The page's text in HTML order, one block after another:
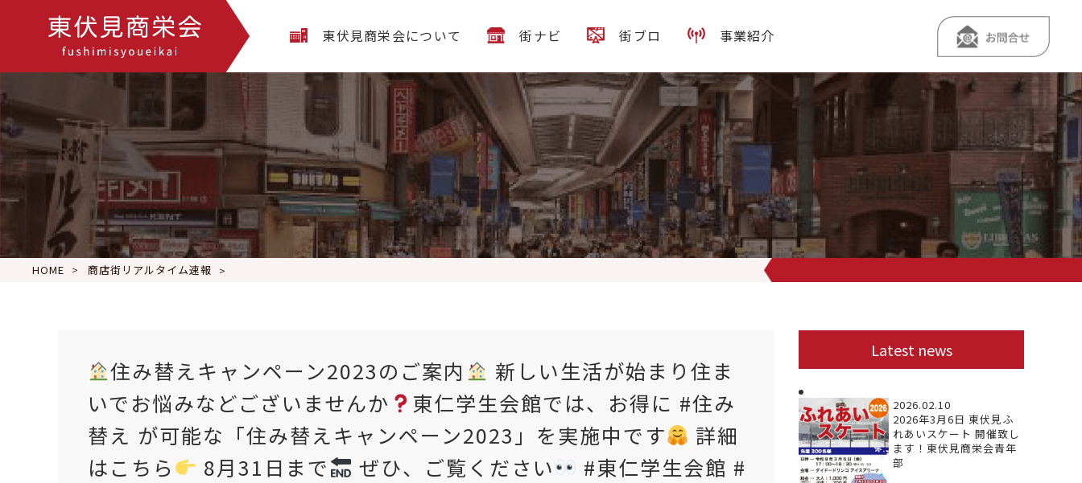
東伏見商栄会について 街ナビ 街ブロ 事業紹介
HOME 商店街リアルタイム速報 東仁学生会館では、お得に #住み替え が可能な「住み替えキャン
住み替えキャンペーン2023のご案内
新しい生活が始まり住ま
いでお悩みなどございませんか
東仁学生会館では、お得に #住み
替え が可能な「住み替えキャンペーン2023」を実施中です
詳細
はこちら
8月31日まで ぜひ、ご覧ください
#東仁学生会館 #
Latest news
2026.02.10
2026年3月6日 東伏見ふ
れあいスケート 開催致し
ます！東伏見商栄会青年
部